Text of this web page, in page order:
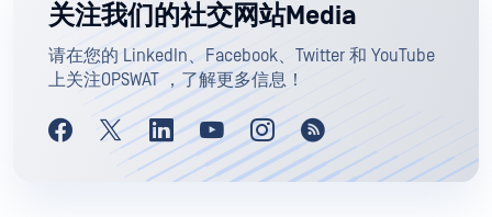
关注我们的社交网站Media
请在您的 LinkedIn、Facebook、Twitter 和 YouTube
上关注OPSWAT ，了解更多信息！